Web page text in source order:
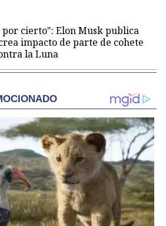
por cierto": Elon Musk publica
impacto de parte de cohete
la Luna